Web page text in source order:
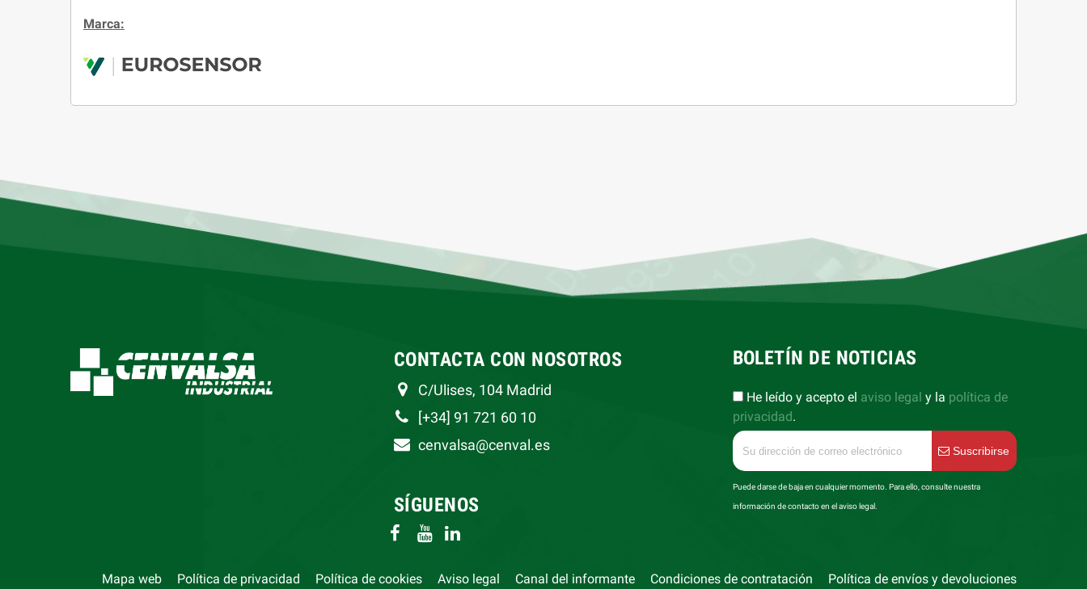
Marca:
CONTACTA CON NOSOTROS
C/Ulises, 104 Madrid
[+34] 91 721 60 10
cenvalsa@cenval.es
SÍGUENOS
BOLETÍN DE NOTICIAS
He leído y acepto el aviso legal y la política de
privacidad.
Suscribirse
Puede darse de baja en cualquier momento. Para ello, consulte nuestra
información de contacto en el aviso legal.
Mapa web Política de privacidad Política de cookies Aviso legal Canal del informante Condiciones de contratación Política de envíos y devoluciones